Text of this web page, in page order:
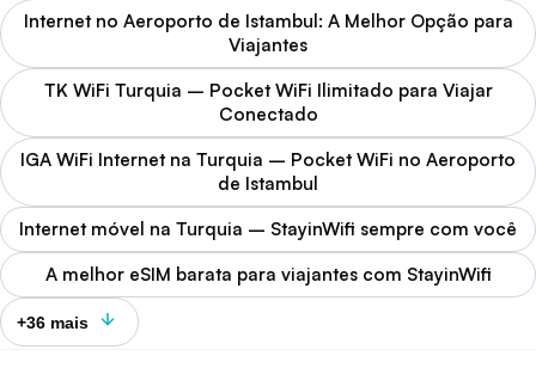
Internet no Aeroporto de Istambul: A Melhor Opção para
Viajantes
TK WiFi Turquia – Pocket WiFi Ilimitado para Viajar
Conectado
IGA WiFi Internet na Turquia – Pocket WiFi no Aeroporto
de Istambul
Internet móvel na Turquia – StayinWifi sempre com você
A melhor eSIM barata para viajantes com StayinWifi
+36 mais